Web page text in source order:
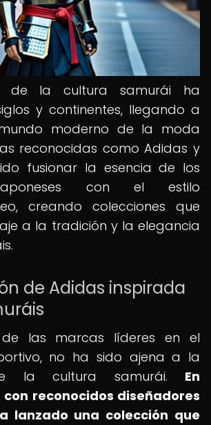
de la cultura samurái ha
y continentes, llegando a
moderno de la moda
reconocidas como Adidas y
fusionar la esencia de los
con el estilo
creando colecciones que
a la tradición y la elegancia
de Adidas inspirada
las marcas líderes en el
no ha sido ajena a la
la cultura samurái. En
reconocidos diseñadores
lanzado una colección que